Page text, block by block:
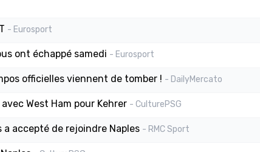
- Eurosport
ont échappé samedi - Eurosport
officielles viennent de tomber ! - DailyMercato
West Ham pour Kehrer - CulturePSG
a accepté de rejoindre Naples - RMC Sport